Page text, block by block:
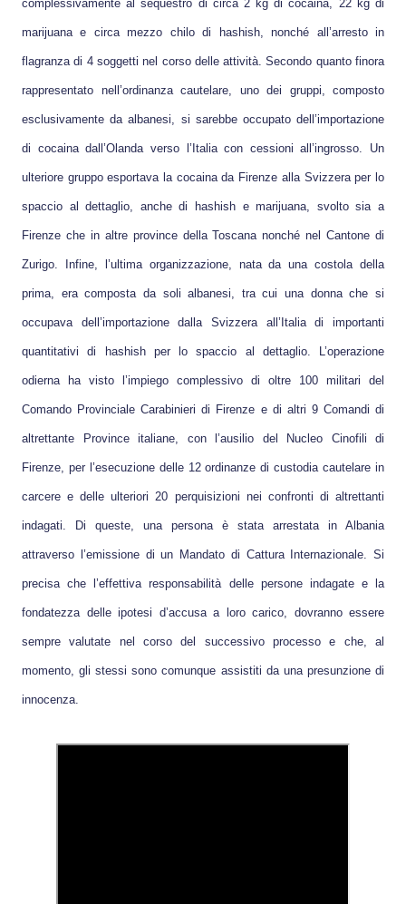
complessivamente al sequestro di circa 2 kg di cocaina, 22 kg di
marijuana e circa mezzo chilo di hashish, nonché all’arresto in
flagranza di 4 soggetti nel corso delle attività. Secondo quanto finora
rappresentato nell’ordinanza cautelare, uno dei gruppi, composto
esclusivamente da albanesi, si sarebbe occupato dell’importazione
di cocaina dall’Olanda verso l’Italia con cessioni all’ingrosso. Un
ulteriore gruppo esportava la cocaina da Firenze alla Svizzera per lo
spaccio al dettaglio, anche di hashish e marijuana, svolto sia a
Firenze che in altre province della Toscana nonché nel Cantone di
Zurigo. Infine, l’ultima organizzazione, nata da una costola della
prima, era composta da soli albanesi, tra cui una donna che si
occupava dell’importazione dalla Svizzera all’Italia di importanti
quantitativi di hashish per lo spaccio al dettaglio. L’operazione
odierna ha visto l’impiego complessivo di oltre 100 militari del
Comando Provinciale Carabinieri di Firenze e di altri 9 Comandi di
altrettante Province italiane, con l’ausilio del Nucleo Cinofili di
Firenze, per l’esecuzione delle 12 ordinanze di custodia cautelare in
carcere e delle ulteriori 20 perquisizioni nei confronti di altrettanti
indagati. Di queste, una persona è stata arrestata in Albania
attraverso l’emissione di un Mandato di Cattura Internazionale. Si
precisa che l’effettiva responsabilità delle persone indagate e la
fondatezza delle ipotesi d’accusa a loro carico, dovranno essere
sempre valutate nel corso del successivo processo e che, al
momento, gli stessi sono comunque assistiti da una presunzione di
innocenza.